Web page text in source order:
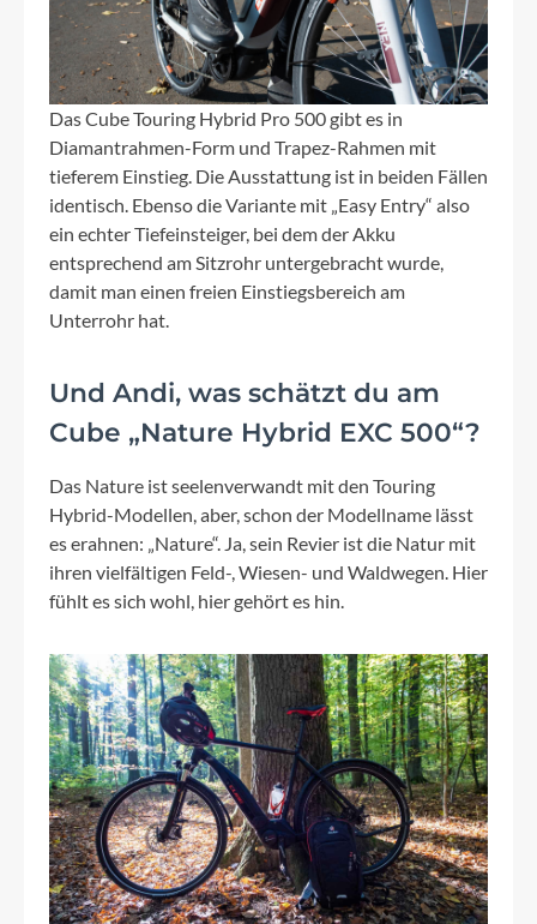
Das Cube Touring Hybrid Pro 500 gibt es in
Diamantrahmen-Form und Trapez-Rahmen mit
tieferem Einstieg. Die Ausstattung ist in beiden Fällen
identisch. Ebenso die Variante mit „Easy Entry“ also
ein echter Tiefeinsteiger, bei dem der Akku
entsprechend am Sitzrohr untergebracht wurde,
damit man einen freien Einstiegsbereich am
Unterrohr hat.
Und Andi, was schätzt du am
Cube „Nature Hybrid EXC 500“?
Das Nature ist seelenverwandt mit den Touring
Hybrid-Modellen, aber, schon der Modellname lässt
es erahnen: „Nature“. Ja, sein Revier ist die Natur mit
ihren vielfältigen Feld-, Wiesen- und Waldwegen. Hier
fühlt es sich wohl, hier gehört es hin.